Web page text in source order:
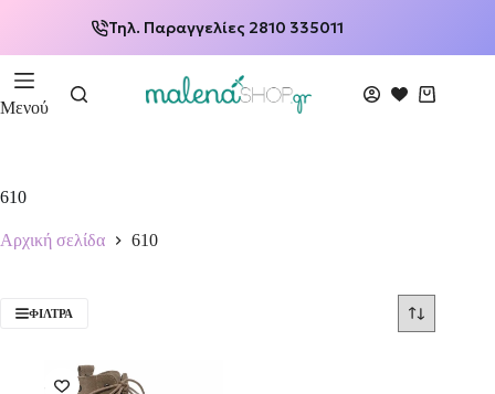
Τηλ. Παραγγελίες 2810 335011
Μενού
610
Αρχική σελίδα 610
ΦΊΛΤΡΑ
-50%